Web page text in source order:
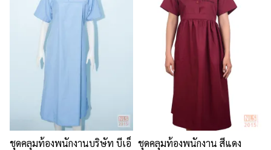
ชุดคลุมท้องพนักงานบริษัท บีเอ็ ชุดคลุมท้องพนักงาน สีแดง